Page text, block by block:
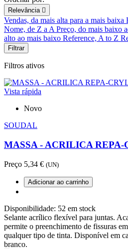
Relevância 
Vendas, da mais alta para a mais baixa
Nome, de Z a A Preço, do mais baixo
alto ao mais baixo Reference, A to Z
Filtrar
Filtros ativos
Vista rápida
Novo
SOUDAL
MASSA - ACRILICA REPA-
Preço 5,34 € (UN)
Adicionar ao carrinho
Disponibilidade: 52 em stock
Selante acrílico flexível para juntas.
permite o preenchimento de fissuras
qualquer tipo de tinta. Disponível em
branco.